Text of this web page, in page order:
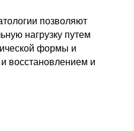
позволяют
нагрузку путем
формы и
восстановлением и